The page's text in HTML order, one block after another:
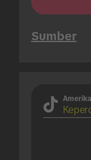
Sumber